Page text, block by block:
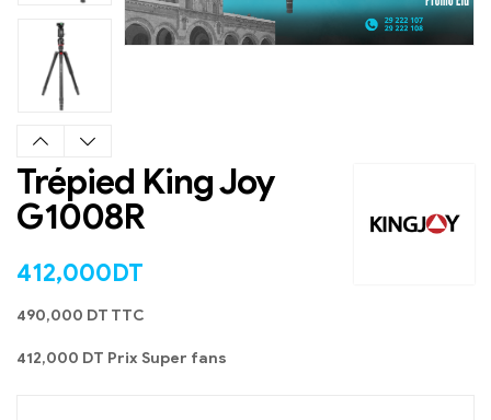
EN STOCK
Trépied King Joy
G1008R
412,000DT
490,000 DT TTC
412,000 DT Prix Super fans